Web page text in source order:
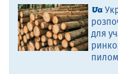
для